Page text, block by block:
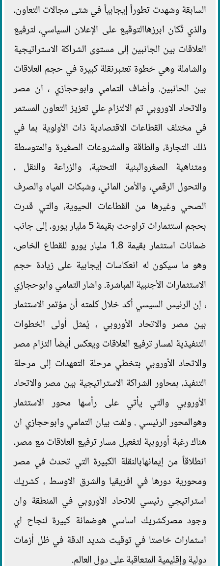
السابقة وشهدت تطوراً إيجابياً في شتى مجالات التعاون،
والذي تُكان ابرزهاالتوقيع على الإعلان السياسي، لترفيع
العلاقات بين الجانبين إلى مستوى الشراكة الاستراتيجية
والشاملة وهي خطوة تعتبرنقلة كبيرة في حجم العلاقات
بين الحانبين. وأضاف التمامي وابوحجازي ، ان مصر
والاتحاد الاوروبي تم الالتزام علي تعزيز التعاون المستمر
في مختلف القطاعات الاقتصادية ذات الأولوية بما في
ذلك التجارة، والطاقة والمشروعات الصغيرة والمتوسطة
ومتناهية الصغروالبنية التحتية، والزراعة والنقل ،
والتحول الرقمي، والأمن المائي، وشبكات المياه والصرف
الصحي وغيرها من القطاعات الحيوية، والتي قدرت
بحجم استثمارات تراوحت بقيمة 5 مليار يورو، إلى جانب
ضمانات استثمار بقيمة 1.8 مليار يورو للقطاع الخاص،
وهو ما سيكون له انعكاسات إيجابية على زيادة حجم
الاستثمارات الأجنبية المباشرة. واشار التمامي وابوحجازي
، إن الرئيس السيسي أكد خلال كلمته أن مؤتمر الاستثمار
بين مصر والاتحاد الأوروبي ، يُمثل أولى الخطوات
التنفيذية لمسار ترفيع العلاقات ويعكس أيضاً التزام مصر
والاتحاد الأوروبي بتخطي مرحلة التعهدات إلى مرحلة
التنفيذ، بمحاور الشراكة الاستراتيجية بين مصر والاتحاد
الأوروبي والتي يأتي على رأسها محور الاستثمار
وهوالمحور الرئيسي . ولفت بيان التمامي وابوحجازي ان
هناك رغبة أوروبية لتفعيل مسار ترفيع العلاقات مع مصر،
انطلاقاً من إيمانهابالنقلة الكبيرة التي تحدث في مصر
ومحورية دورها في افريقيا والشرق الاوسط ، كشريك
استراتيجي رئيسي للاتحاد الأوروبي في المنطقة وان
وجود مصركشريك اساسي هوضمانة كبيرة لنجاح اي
اسثمارات خاصتا في توقيت شديد الدقة في ظل أزمات
دولية وإقليمية المتعاقبة على دول العالم.